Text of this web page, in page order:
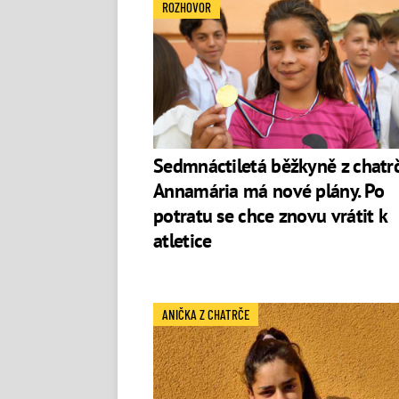
Sebastianem do jiné části osady. Ten
sobě místo nich právě Annamáriu Její
2021 zveřejnil slovenský web Nový
působení je tak ve hvězdách. Mezitím si
Balerínku opustil.
Sedmnáctiletá běžkyně z
Annamária má nové plány. Po
potratu se chce znovu vrátit k
atletice
ROZHOVOR
ANIČKA Z CHATRČE